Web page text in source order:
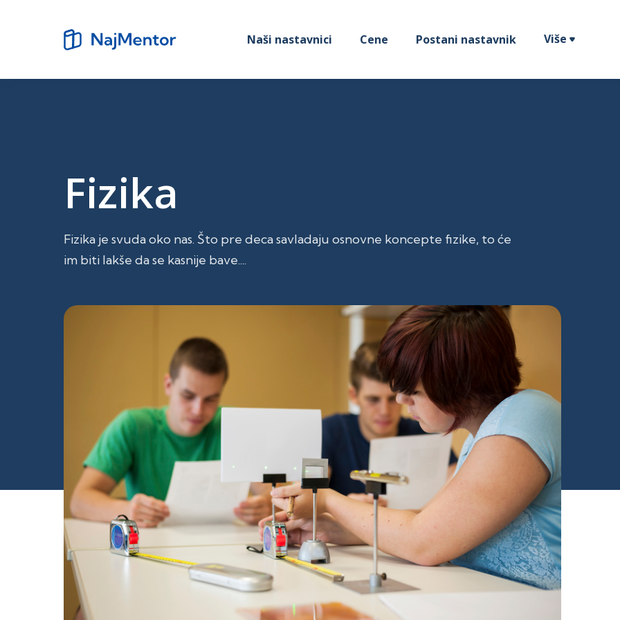
Naši nastavnici Cene Postani nastavnik Više 
Fizika
Fizika je svuda oko nas. Što pre deca savladaju osnovne koncepte fizike, to će
im biti lakše da se kasnije bave....